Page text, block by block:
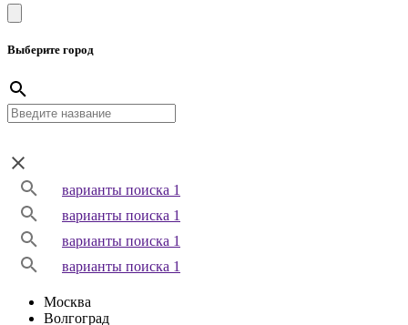
Выберите город
варианты поиска 1
варианты поиска 1
варианты поиска 1
варианты поиска 1
Москва
Волгоград